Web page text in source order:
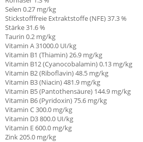
Selen 0.27 mg/kg
Stickstofffreie Extraktstoffe (NFE) 37.3 %
Stärke 31.6 %
Taurin 0.2 mg/kg
Vitamin A31000.0 UI/kg
Vitamin B1 (Thiamin)26.9 mg/kg
Vitamin B12 (Cyanocobalamin) 0.13 mg/kg
Vitamin B2 (Riboflavin) 48.5 mg/kg
Vitamin B3 (Niacin) 481.9 mg/kg
Vitamin B5 (Pantothensäure) 144.9 mg/kg
Vitamin B6 (Pyridoxin) 75.6 mg/kg
Vitamin C300.0 mg/kg
Vitamin D3 800.0 UI/kg
Vitamin E600.0 mg/kg
Zink 205.0 mg/kg